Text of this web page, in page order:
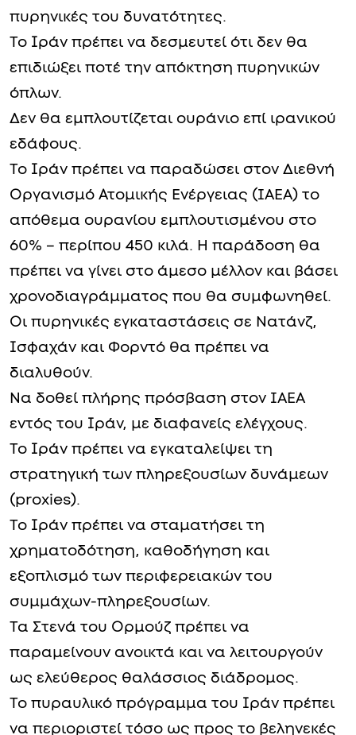
πυρηνικές του δυνατότητες.
Το Ιράν πρέπει να δεσμευτεί ότι δεν θα
επιδιώξει ποτέ την απόκτηση πυρηνικών
όπλων.
Δεν θα εμπλουτίζεται ουράνιο επί ιρανικού
εδάφους.
Το Ιράν πρέπει να παραδώσει στον Διεθνή
Οργανισμό Ατομικής Ενέργειας (IAEA) το
απόθεμα ουρανίου εμπλουτισμένου στο
60% – περίπου 450 κιλά. Η παράδοση θα
πρέπει να γίνει στο άμεσο μέλλον και βάσει
χρονοδιαγράμματος που θα συμφωνηθεί.
Οι πυρηνικές εγκαταστάσεις σε Νατάνζ,
Ισφαχάν και Φορντό θα πρέπει να
διαλυθούν.
Να δοθεί πλήρης πρόσβαση στον IAEA
εντός του Ιράν, με διαφανείς ελέγχους.
Το Ιράν πρέπει να εγκαταλείψει τη
στρατηγική των πληρεξουσίων δυνάμεων
(proxies).
Το Ιράν πρέπει να σταματήσει τη
χρηματοδότηση, καθοδήγηση και
εξοπλισμό των περιφερειακών του
συμμάχων-πληρεξουσίων.
Τα Στενά του Ορμούζ πρέπει να
παραμείνουν ανοικτά και να λειτουργούν
ως ελεύθερος θαλάσσιος διάδρομος.
Το πυραυλικό πρόγραμμα του Ιράν πρέπει
να περιοριστεί τόσο ως προς το βεληνεκές